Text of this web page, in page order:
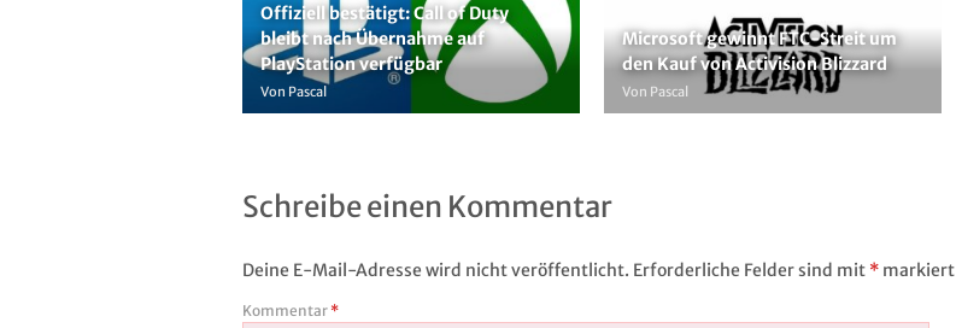
Offiziell bestätigt: Call of Duty
bleibt nach Übernahme auf
PlayStation verfügbar
Von Pascal
Microsoft gewinnt FTC-Streit um
den Kauf von Activision Blizzard
Von Pascal
Schreibe einen Kommentar
Deine E-Mail-Adresse wird nicht veröffentlicht. Erforderliche Felder sind mit * markiert
Kommentar *